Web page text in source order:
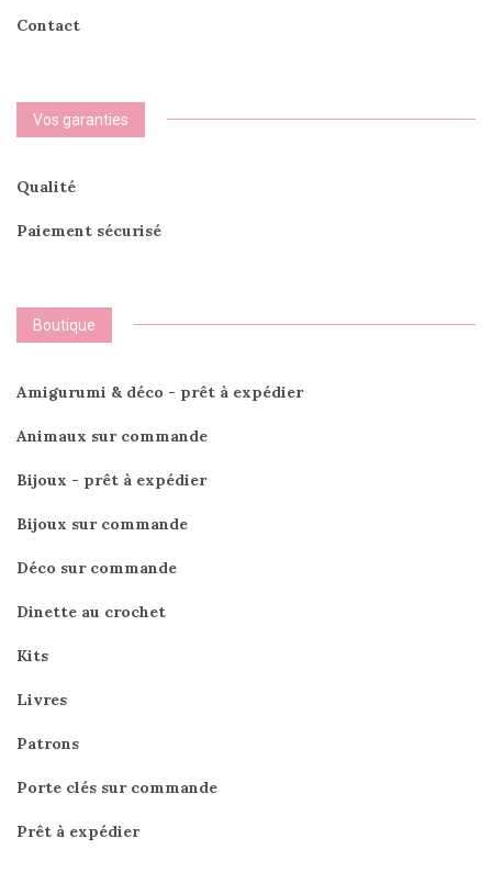
Contact
Vos garanties
Qualité
Paiement sécurisé
Boutique
Amigurumi & déco - prêt à expédier
Animaux sur commande
Bijoux - prêt à expédier
Bijoux sur commande
Déco sur commande
Dinette au crochet
Kits
Livres
Patrons
Porte clés sur commande
Prêt à expédier